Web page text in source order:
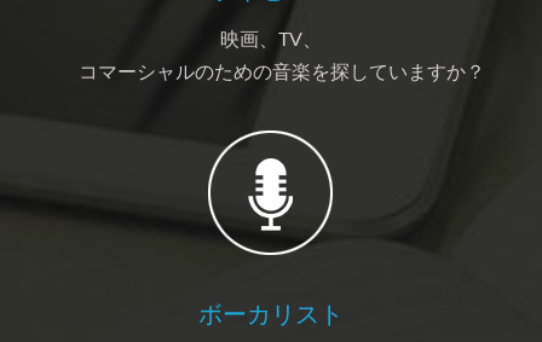
映画、TV、
コマーシャルのための音楽を探していますか？
ボーカリスト